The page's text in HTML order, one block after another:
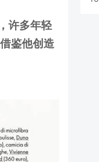
许多年轻
鉴他创造